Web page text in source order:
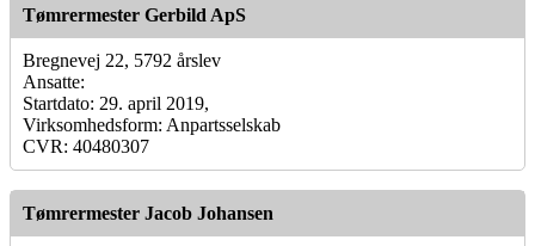
Tømrermester Gerbild ApS
Bregnevej 22, 5792 årslev
Ansatte:
Startdato: 29. april 2019,
Virksomhedsform: Anpartsselskab
CVR: 40480307
Tømrermester Jacob Johansen